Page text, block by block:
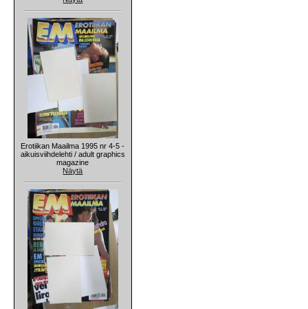
Erotiikan Maailma 1995 nr 4-5 -
aikuisviihdelehti / adult graphics
magazine
Näytä